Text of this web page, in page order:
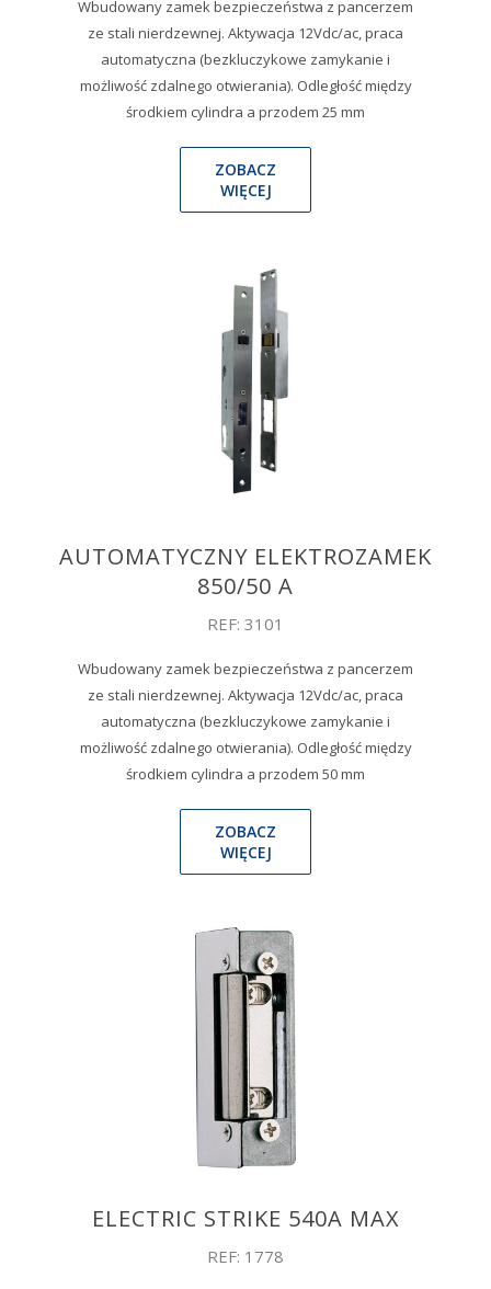
Wbudowany zamek bezpieczeństwa z pancerzem
ze stali nierdzewnej. Aktywacja 12Vdc/ac, praca
automatyczna (bezkluczykowe zamykanie i
możliwość zdalnego otwierania). Odległość między
środkiem cylindra a przodem 25 mm
ZOBACZ
WIĘCEJ
AUTOMATYCZNY ELEKTROZAMEK
850/50 A
REF: 3101
Wbudowany zamek bezpieczeństwa z pancerzem
ze stali nierdzewnej. Aktywacja 12Vdc/ac, praca
automatyczna (bezkluczykowe zamykanie i
możliwość zdalnego otwierania). Odległość między
środkiem cylindra a przodem 50 mm
ZOBACZ
WIĘCEJ
ELECTRIC STRIKE 540A MAX
REF: 1778